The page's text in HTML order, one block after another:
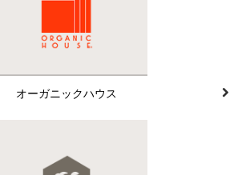
オーガニックハウス